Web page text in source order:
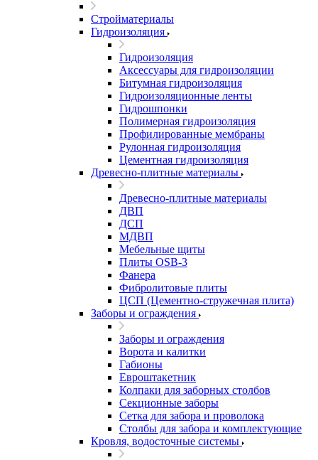
Стройматериалы
Гидроизоляция
Гидроизоляция
Аксессуары для гидроизоляции
Битумная гидроизоляция
Гидроизоляционные ленты
Гидрошпонки
Полимерная гидроизоляция
Профилированные мембраны
Рулонная гидроизоляция
Цементная гидроизоляция
Древесно-плитные материалы
Древесно-плитные материалы
ДВП
ДСП
МДВП
Мебельные щиты
Плиты OSB-3
Фанера
Фибролитовые плиты
ЦСП (Цементно-стружечная плита)
Заборы и ограждения
Заборы и ограждения
Ворота и калитки
Габионы
Евроштакетник
Колпаки для заборных столбов
Секционные заборы
Сетка для забора и проволока
Столбы для забора и комплектующие
Кровля, водосточные системы